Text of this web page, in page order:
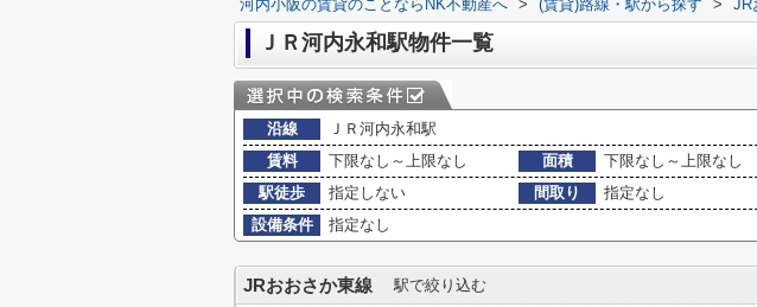
河内小阪の賃貸のことならNK不動産へ > (賃貸)路線・駅から探す > JR
ＪＲ河内永和駅物件一覧
沿線
ＪＲ河内永和駅
賃料
下限なし～上限なし 面積 下限なし～上限なし
駅徒歩
指定しない 間取り
指定なし
設備条件
指定なし
JRおおさか東線 駅で絞り込む